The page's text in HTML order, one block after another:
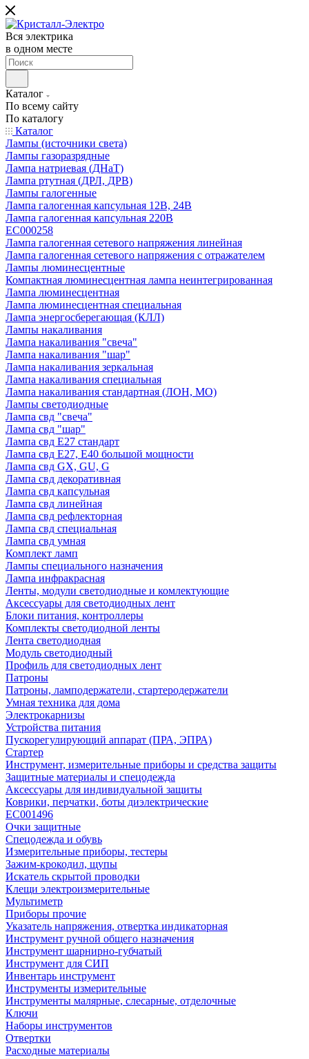
Вся электрика
в одном месте
Каталог
По всему сайту
По каталогу
Каталог
Лампы (источники света)
Лампы газоразрядные
Лампа натриевая (ДНаТ)
Лампа ртутная (ДРЛ, ДРВ)
Лампы галогенные
Лампа галогенная капсульная 12В, 24В
Лампа галогенная капсульная 220В
EC000258
Лампа галогенная сетевого напряжения линейная
Лампа галогенная сетевого напряжения с отражателем
Лампы люминесцентные
Компактная люминесцентная лампа неинтегрированная
Лампа люминесцентная
Лампа люминесцентная специальная
Лампа энергосберегающая (КЛЛ)
Лампы накаливания
Лампа накаливания "свеча"
Лампа накаливания "шар"
Лампа накаливания зеркальная
Лампа накаливания специальная
Лампа накаливания стандартная (ЛОН, МО)
Лампы светодиодные
Лампа свд "свеча"
Лампа свд "шар"
Лампа свд E27 стандарт
Лампа свд E27, Е40 большой мощности
Лампа свд GX, GU, G
Лампа свд декоративная
Лампа свд капсульная
Лампа свд линейная
Лампа свд рефлекторная
Лампа свд специальная
Лампа свд умная
Комплект ламп
Лампы специального назначения
Лампа инфракрасная
Ленты, модули светодиодные и комлектующие
Аксессуары для светодиодных лент
Блоки питания, контроллеры
Комплекты светодиодной ленты
Лента светодиодная
Модуль светодиодный
Профиль для светодиодных лент
Патроны
Патроны, ламподержатели, стартеродержатели
Умная техника для дома
Электрокарнизы
Устройства питания
Пускорегулирующий аппарат (ПРА, ЭПРА)
Стартер
Инструмент, измерительные приборы и средства защиты
Защитные материалы и спецодежда
Аксессуары для индивидуальной защиты
Коврики, перчатки, боты диэлектрические
EC001496
Очки защитные
Спецодежда и обувь
Измерительные приборы, тестеры
Зажим-крокодил, щупы
Искатель скрытой проводки
Клещи электроизмерительные
Мультиметр
Приборы прочие
Указатель напряжения, отвертка индикаторная
Инструмент ручной общего назначения
Инструмент шарнирно-губчатый
Инструмент для СИП
Инвентарь инструмент
Инструменты измерительные
Инструменты малярные, слесарные, отделочные
Ключи
Наборы инструментов
Отвертки
Расходные материалы